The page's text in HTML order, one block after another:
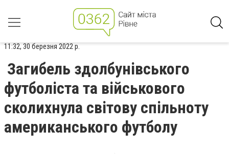
11:32, 30 березня 2022 р.
Загибель здолбунівського
футболіста та військового
сколихнула світову спільноту
американського футболу